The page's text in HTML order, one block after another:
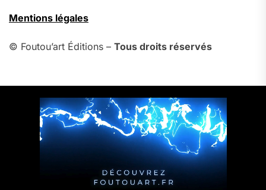
Mentions légales
© Foutou’art Éditions – Tous droits réservés